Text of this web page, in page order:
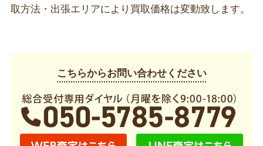
取方法・出張エリアにより買取価格は変動致します。
こちらからお問い合わせください